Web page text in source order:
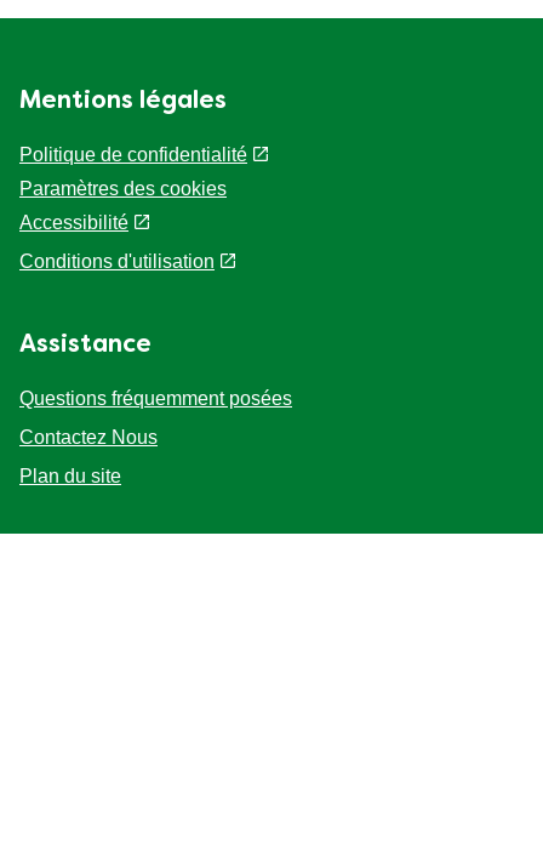
Mentions légales
Politique de confidentialité
Paramètres des cookies
Accessibilité
Conditions d'utilisation
Assistance
Questions fréquemment posées
Contactez Nous
Plan du site